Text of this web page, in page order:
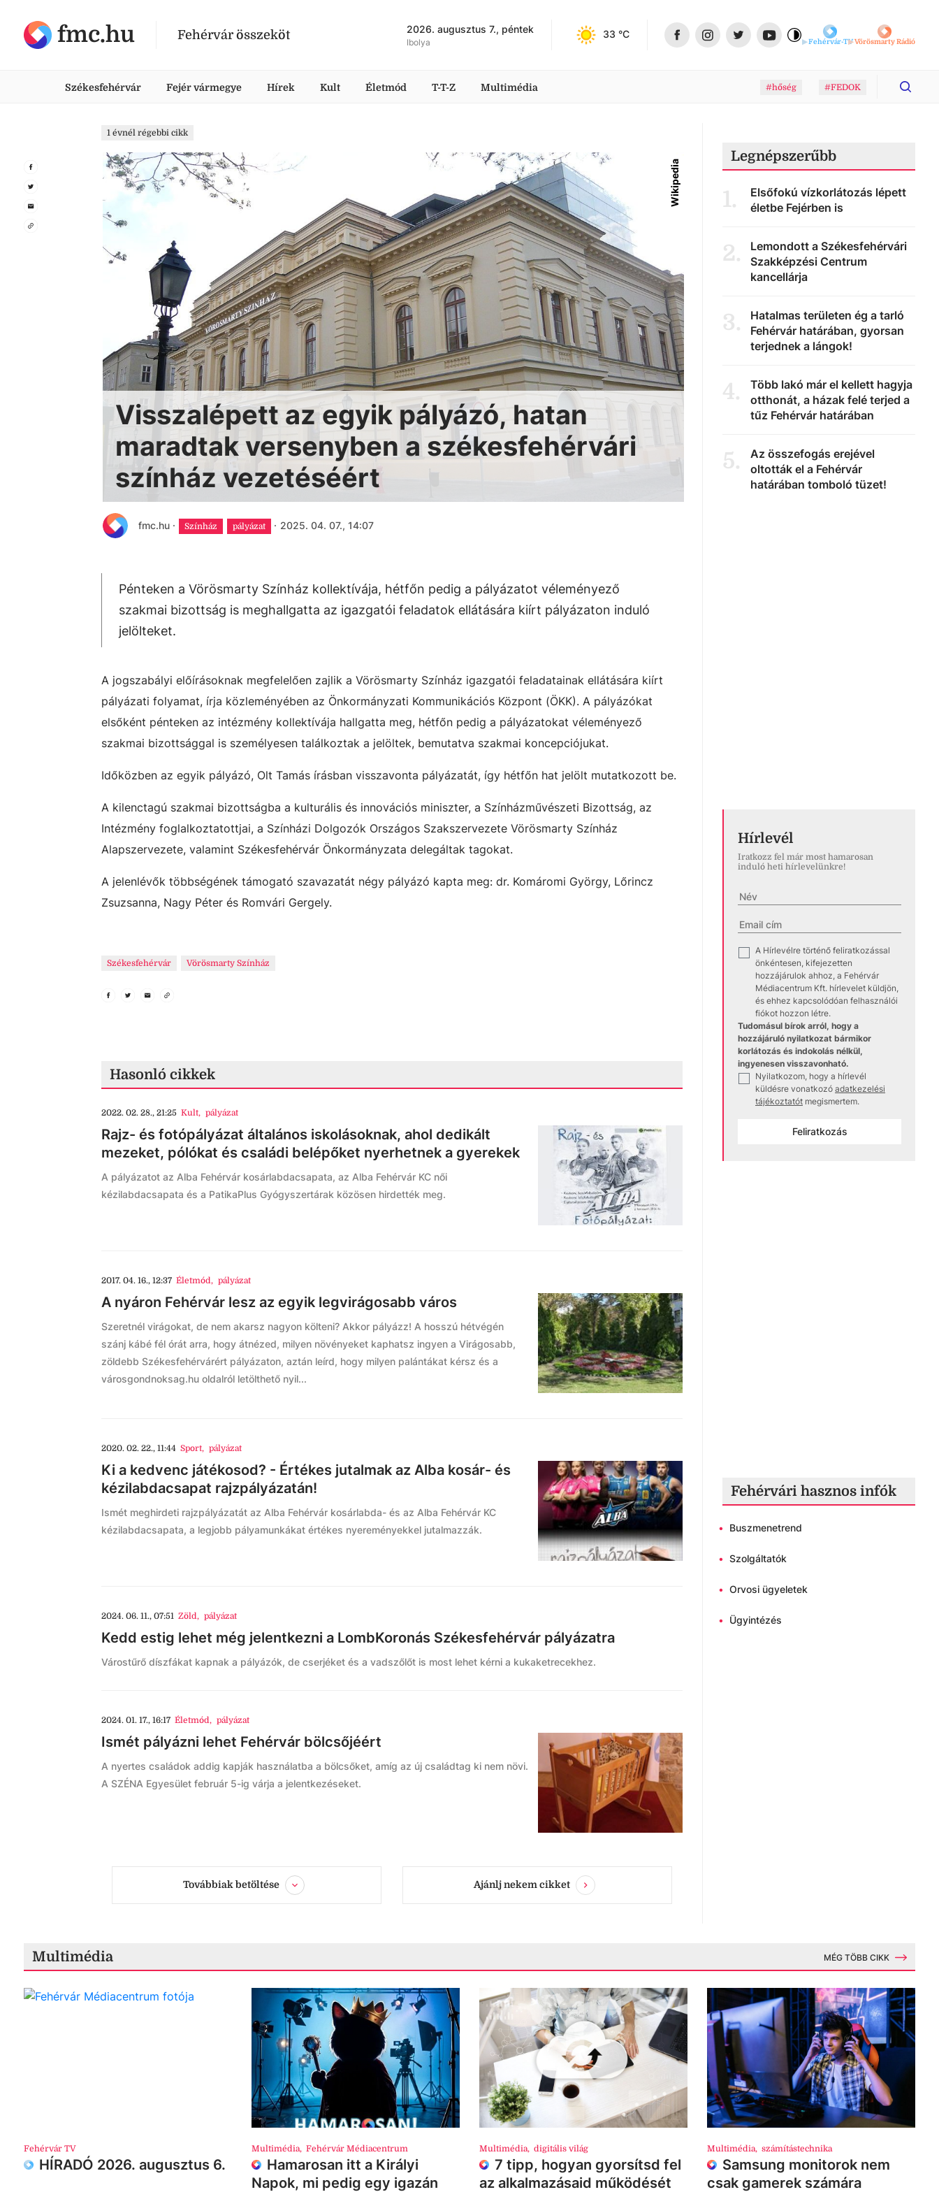
fmc.hu Fehérvár összeköt 2026. augusztus 7., péntek
Ibolya
33 °C
Fehérvár-TVVörösmarty Rádió
Székesfehérvár Fejér vármegye Hírek Kult Életmód T-T-Z Multimédia #hőség #FEDOK
1 évnél régebbi cikk
Wikipedia
Visszalépett az egyik pályázó, hatan
maradtak versenyben a székesfehérvári
színház vezetéséért
fmc.hu · Színház pályázat · 2025. 04. 07., 14:07
Pénteken a Vörösmarty Színház kollektívája, hétfőn pedig a pályázatot véleményező
szakmai bizottság is meghallgatta az igazgatói feladatok ellátására kiírt pályázaton induló
jelölteket.
A jogszabályi előírásoknak megfelelően zajlik a Vörösmarty Színház igazgatói feladatainak ellátására kiírt
pályázati folyamat, írja közleményében az Önkormányzati Kommunikációs Központ (ÖKK). A pályázókat
elsőként pénteken az intézmény kollektívája hallgatta meg, hétfőn pedig a pályázatokat véleményező
szakmai bizottsággal is személyesen találkoztak a jelöltek, bemutatva szakmai koncepciójukat.
Időközben az egyik pályázó, Olt Tamás írásban visszavonta pályázatát, így hétfőn hat jelölt mutatkozott be.
A kilenctagú szakmai bizottságba a kulturális és innovációs miniszter, a Színházművészeti Bizottság, az
Intézmény foglalkoztatottjai, a Színházi Dolgozók Országos Szakszervezete Vörösmarty Színház
Alapszervezete, valamint Székesfehérvár Önkormányzata delegáltak tagokat.
A jelenlévők többségének támogató szavazatát négy pályázó kapta meg: dr. Komáromi György, Lőrincz
Zsuzsanna, Nagy Péter és Romvári Gergely.
Székesfehérvár Vörösmarty Színház
Hasonló cikkek
2022. 02. 28., 21:25 Kult, pályázat
Rajz- és fotópályázat általános iskolásoknak, ahol dedikált
mezeket, pólókat és családi belépőket nyerhetnek a gyerekek
A pályázatot az Alba Fehérvár kosárlabdacsapata, az Alba Fehérvár KC női
kézilabdacsapata és a PatikaPlus Gyógyszertárak közösen hirdették meg.
2017. 04. 16., 12:37 Életmód, pályázat
A nyáron Fehérvár lesz az egyik legvirágosabb város
Szeretnél virágokat, de nem akarsz nagyon költeni? Akkor pályázz! A hosszú hétvégén
szánj kábé fél órát arra, hogy átnézed, milyen növényeket kaphatsz ingyen a Virágosabb,
zöldebb Székesfehérvárért pályázaton, aztán leírd, hogy milyen palántákat kérsz és a
városgondnoksag.hu oldalról letölthető nyil...
2020. 02. 22., 11:44 Sport, pályázat
Ki a kedvenc játékosod? - Értékes jutalmak az Alba kosár- és
kézilabdacsapat rajzpályázatán!
Ismét meghirdeti rajzpályázatát az Alba Fehérvár kosárlabda- és az Alba Fehérvár KC
kézilabdacsapata, a legjobb pályamunkákat értékes nyereményekkel jutalmazzák.
2024. 06. 11., 07:51 Zöld, pályázat
Kedd estig lehet még jelentkezni a LombKoronás Székesfehérvár pályázatra
Várostűrő díszfákat kapnak a pályázók, de cserjéket és a vadszőlőt is most lehet kérni a kukaketrecekhez.
2024. 01. 17., 16:17 Életmód, pályázat
Ismét pályázni lehet Fehérvár bölcsőjéért
A nyertes családok addig kapják használatba a bölcsőket, amíg az új családtag ki nem növi.
A SZÉNA Egyesület február 5-ig várja a jelentkezéseket.
Továbbiak betöltése Ajánlj nekem cikket
Legnépszerűbb
1.
Elsőfokú vízkorlátozás lépett
életbe Fejérben is
2.
Lemondott a Székesfehérvári
Szakképzési Centrum
kancellárja
3.
Hatalmas területen ég a tarló
Fehérvár határában, gyorsan
terjednek a lángok!
4.
Több lakó már el kellett hagyja
otthonát, a házak felé terjed a
tűz Fehérvár határában
5.
Az összefogás erejével
oltották el a Fehérvár
határában tomboló tüzet!
Hírlevél
Iratkozz fel már most hamarosan
induló heti hírlevelünkre!
✓
A Hírlevélre történő feliratkozással
önkéntesen, kifejezetten
hozzájárulok ahhoz, a Fehérvár
Médiacentrum Kft. hírlevelet küldjön,
és ehhez kapcsolódóan felhasználói
fiókot hozzon létre.
Tudomásul bírok arról, hogy a
hozzájáruló nyilatkozat bármikor
korlátozás és indokolás nélkül,
ingyenesen visszavonható.
✓
Nyilatkozom, hogy a hírlevél
küldésre vonatkozó adatkezelési
tájékoztatót megismertem.
Feliratkozás
Fehérvári hasznos infók
• Buszmenetrend
• Szolgáltatók
• Orvosi ügyeletek
• Ügyintézés
Multimédia MÉG TÖBB CIKK
Fehérvár TV
HÍRADÓ 2026. augusztus 6.
Multimédia, Fehérvár Médiacentrum
Hamarosan itt a Királyi
Napok, mi pedig egy igazán
Multimédia, digitális világ
7 tipp, hogyan gyorsítsd fel
az alkalmazásaid működését
Multimédia, számítástechnika
Samsung monitorok nem
csak gamerek számára